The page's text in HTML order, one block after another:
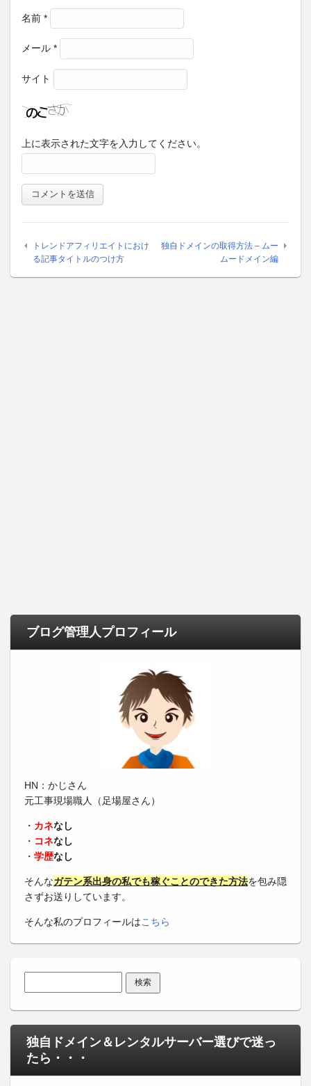
名前 *
メール *
サイト
上に表示された文字を入力してください。
トレンドアフィリエイトにおけ
る記事タイトルのつけ方
独自ドメインの取得方法 – ムー
ムードメイン編
ブログ管理人プロフィール
HN：かじさん
元工事現場職人（足場屋さん）
・ カネなし
・ コネなし
・ 学歴なし
そんなガテン系出身の私でも稼ぐことのできた方法を包み隠
さずお送りしています。
そんな私のプロフィールはこちら
独自ドメイン＆レンタルサーバー選びで迷っ
たら・・・